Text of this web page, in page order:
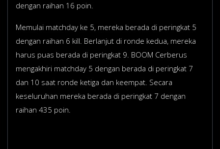
dengan raihan 16 poin.
Memulai matchday ke 5, mereka berada di peringkat 5
dengan raihan 6 kill. Berlanjut di ronde kedua, mereka
harus puas berada di peringkat 9. BOOM Cerberus
mengakhiri matchday 5 dengan berada di peringkat 7
dan 10 saat ronde ketiga dan keempat. Secara
keseluruhan mereka berada di peringkat 7 dengan
raihan 435 poin.